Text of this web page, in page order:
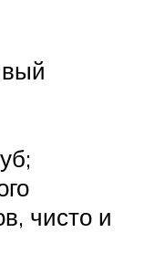
чисто и